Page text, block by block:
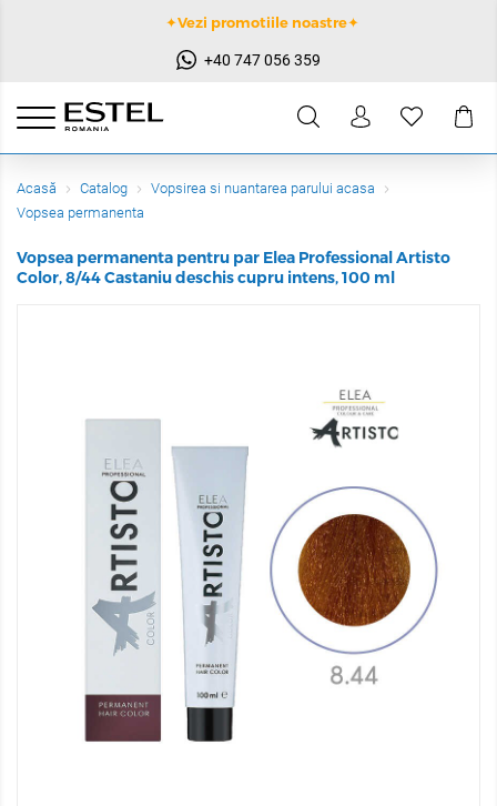
✦Vezi promotiile noastre✦
+40 747 056 359
Acasă Catalog
Vopsirea si nuantarea parului acasa
Vopsea permanenta
Vopsea permanenta pentru par Elea Professional Artisto
Color, 8/44 Castaniu deschis cupru intens, 100 ml